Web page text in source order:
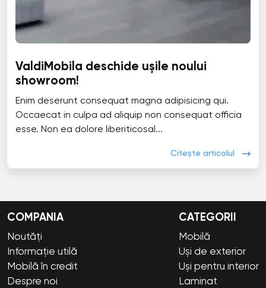
ValdiMobila deschide ușile noului
showroom!
Enim deserunt consequat magna adipisicing qui.
Occaecat in culpa ad aliquip non consequat officia
esse. Non ea dolore liberiticosal...
Citește articolul
COMPANIA
Noutăți
Informație utilă
Mobilă în credit
Despre noi
CATEGORII
Mobilă
Uși de exterior
Uși pentru interior
Laminat